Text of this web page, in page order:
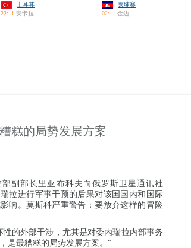
土耳其
22:11 安卡拉
柬埔寨
02:11 金边
糕的局势发展方案
副部长里亚布科夫向俄罗斯卫星通讯社
拉进行军事干预的后果对该国国内和国际
响。莫斯科严重警告：要放弃这样的冒险
性的外部干涉，尤其是对委内瑞拉内部事务
是最糟糕的局势发展方案。"